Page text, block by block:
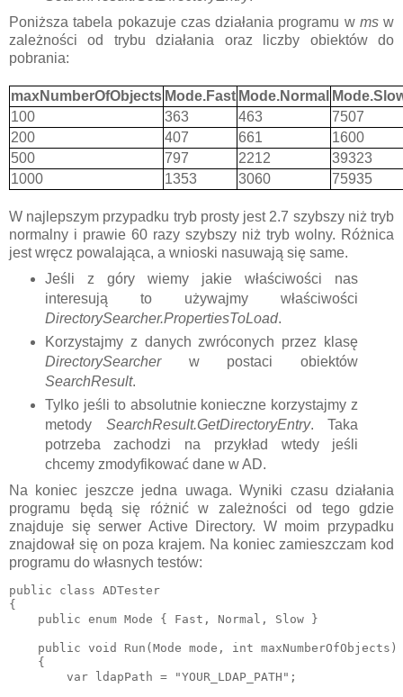
Poniższa tabela pokazuje czas działania programu w msw
zależności od trybu działania oraz liczby obiektów do
pobrania:
maxNumberOfObjects Mode.Fast Mode.Normal
100
363 463
7507
200
407 661
1600
500
797 2212
39323
1000
1353 3060 75935
W najlepszym przypadku tryb prosty jest 2.7 szybszy niż tryb
normalny i prawie 60 razy szybszy niż tryb wolny. Różnica
jest wręcz powalająca, a wnioski nasuwają się same.
Jeśli z góry wiemy jakie właściwości nas
interesują to używajmy właściwości
DirectorySearcher.PropertiesToLoad.
Korzystajmy z danych zwróconych przez klasę
DirectorySearcherw postaci obiektów
SearchResult.
Tylko jeśli to absolutnie konieczne korzystajmy z
metody SearchResult.GetDirectoryEntry. Taka
potrzeba zachodzi na przykład wtedy jeśli
chcemy zmodyfikować dane w AD.
Na koniec jeszcze jedna uwaga. Wyniki czasu działania
programu będą się różnić w zależności od tego gdzie
znajduje się serwer Active Directory. W moim przypadku
znajdował się on poza krajem. Na koniec zamieszczam kod
programu do własnych testów:
public class ADTester
{
    public enum Mode { Fast, Normal, Slow }
    public void Run(Mode mode, int maxNumberOfObjects)
    {
        var ldapPath = "YOUR_LDAP_PATH";